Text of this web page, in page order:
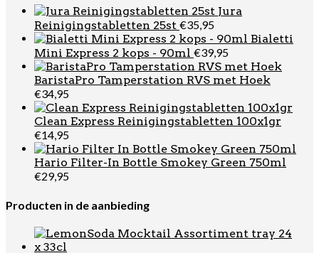
Jura
Reinigingstabletten 25st €35,95
Bialetti
Mini Express 2 kops - 90ml €39,95
BaristaPro Tamperstation RVS met Hoek
€34,95
Clean Express Reinigingstabletten 100x1gr
€14,95
Hario Filter-In Bottle Smokey Green 750ml
€29,95
Producten in de aanbieding